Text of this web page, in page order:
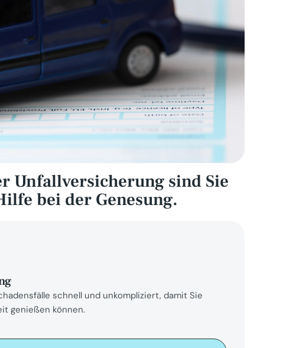
Unfallversicherung sind Sie
bei der Genesung.
schnell und unkompliziert, damit Sie
genießen können.